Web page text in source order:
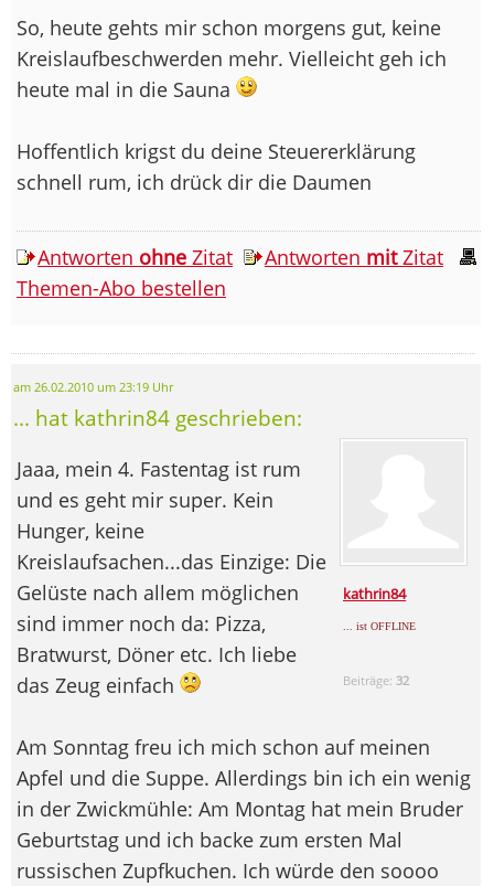
So, heute gehts mir schon morgens gut, keine
Kreislaufbeschwerden mehr. Vielleicht geh ich
heute mal in die Sauna
Hoffentlich krigst du deine Steuererklärung
schnell rum, ich drück dir die Daumen
Antworten ohne Zitat Antworten mitZitat
Themen-Abo bestellen
am 26.02.2010 um 23:19 Uhr
... hat kathrin84 geschrieben:
kathrin84
... ist OFFLINE
Beiträge: 32
Jaaa, mein 4. Fastentag ist rum
und es geht mir super. Kein
Hunger, keine
Kreislaufsachen...das Einzige: Die
Gelüste nach allem möglichen
sind immer noch da: Pizza,
Bratwurst, Döner etc. Ich liebe
das Zeug einfach
Am Sonntag freu ich mich schon auf meinen
Apfel und die Suppe. Allerdings bin ich ein wenig
in der Zwickmühle: Am Montag hat mein Bruder
Geburtstag und ich backe zum ersten Mal
russischen Zupfkuchen. Ich würde den soooo